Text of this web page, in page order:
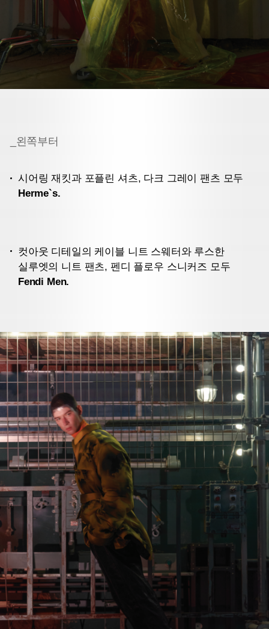
_왼쪽부터
시어링 재킷과 포플린 셔츠, 다크 그레이 팬츠 모두
Herme`s.
컷아웃 디테일의 케이블 니트 스웨터와 루스한
실루엣의 니트 팬츠, 펜디 플로우 스니커즈 모두
Fendi Men.